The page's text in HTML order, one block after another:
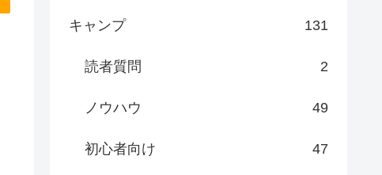
キャンプ 131
読者質問 2
ノウハウ 49
初心者向け 47